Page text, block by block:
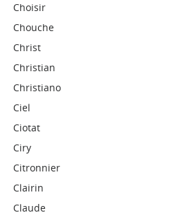
Choisir
Chouche
Christ
Christian
Christiano
Ciel
Ciotat
Ciry
Citronnier
Clairin
Claude